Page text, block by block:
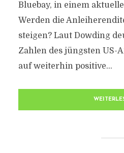
Bluebay, in einem
Werden die
steigen? Laut Dowding
Zahlen des jüngsten US-
auf weiterhin positive...